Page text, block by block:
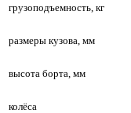
грузоподъемность, кг
размеры кузова, мм
высота борта, мм
колёса